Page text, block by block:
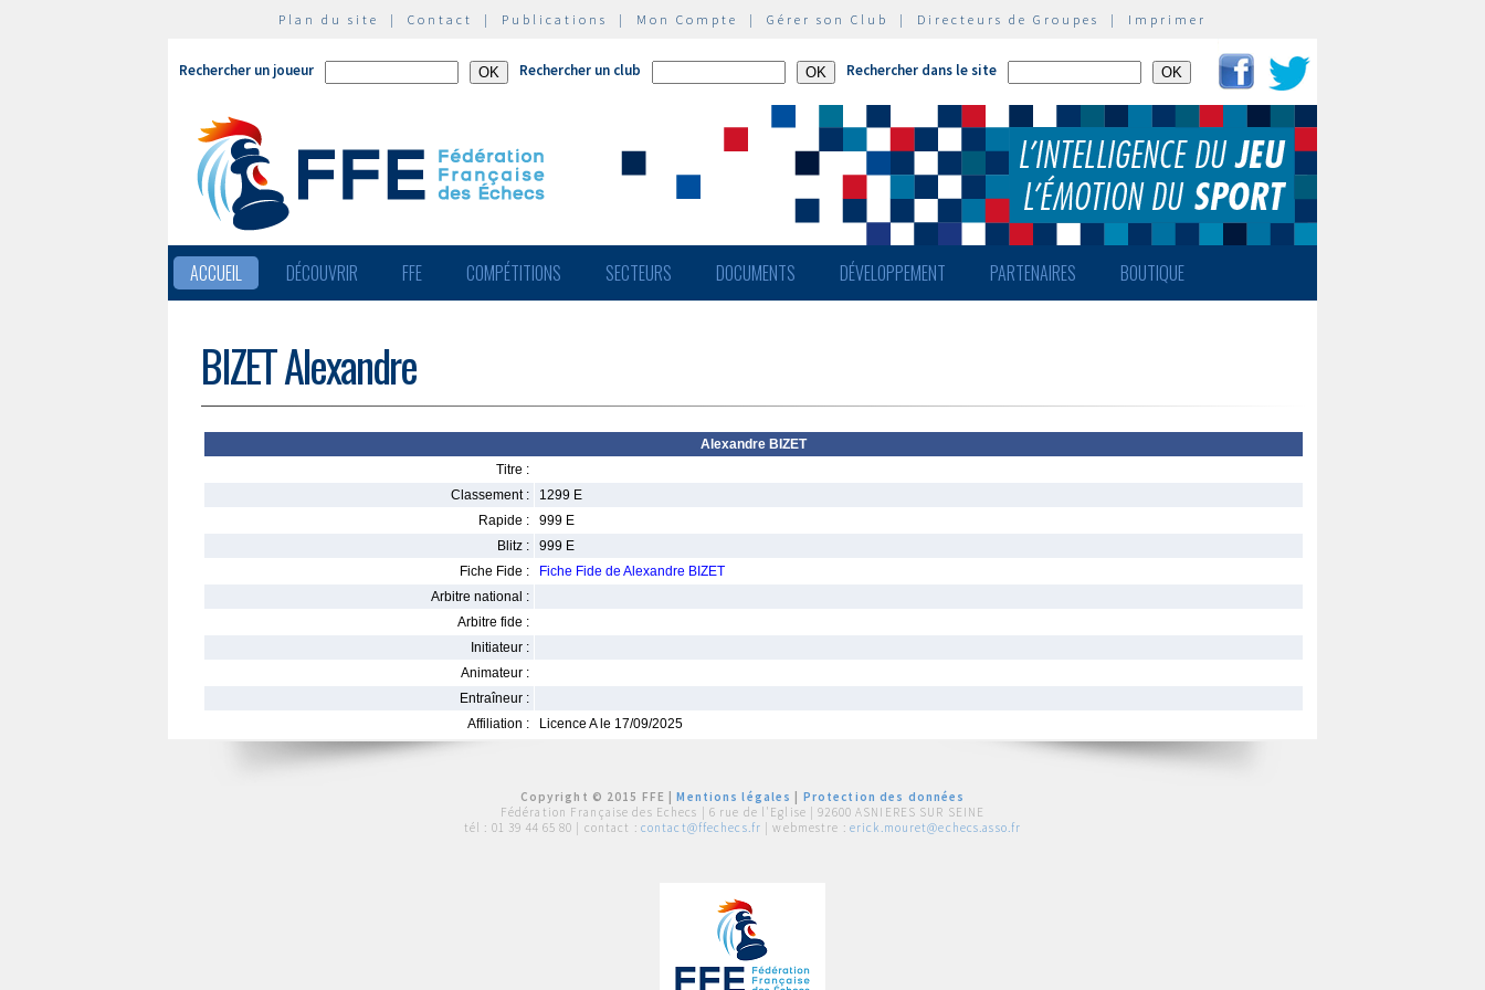
Plan du site | Contact | Publications | Mon Compte | Gérer son Club | Directeurs de Groupes | Imprimer
Rechercher un joueur Rechercher un club Rechercher dans le site
ACCUEIL DÉCOUVRIR FFE COMPÉTITIONS SECTEURS DOCUMENTS DÉVELOPPEMENT PARTENAIRES BOUTIQUE
BIZET Alexandre
Alexandre BIZET
Titre :
Classement :
1299 E
Rapide :
999 E
Blitz :
999 E
Fiche Fide :
Fiche Fide de Alexandre BIZET
Arbitre national :
Arbitre fide :
Initiateur :
Animateur :
Entraîneur :
Affiliation :
Licence A le 17/09/2025
Copyright © 2015 FFE |Mentions légales
Protection des données
Fédération Française des Echecs | 6 rue de l'Eglise | 92600 ASNIERES SUR SEINE
tél : 01 39 44 65 80 | contact : contact@ffechecs.fr | webmestre : erick.mouret@echecs.asso.fr